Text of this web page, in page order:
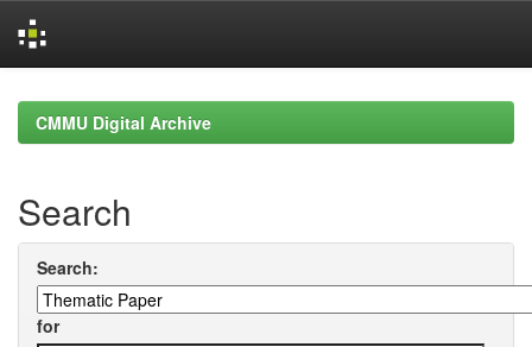
navigationCMMU Digital Archive
Search
Search:
for